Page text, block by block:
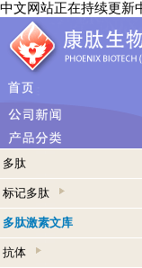
中文网站正在持续更新
多肽
标记多肽
多肽激素文库
抗体